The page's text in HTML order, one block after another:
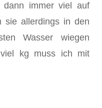
dann immer viel auf
sie allerdings in den
Wasser wiegen
kg muss ich mit